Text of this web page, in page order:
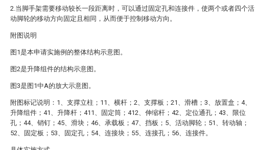
2.当脚手架需要移动较长一段距离时，可以通过固定孔和连接件，使两个或者四个活
动脚轮的移动方向固定且相同，从而便于控制移动方向。
附图说明
图1是本申请实施例的整体结构示意图。
图2是升降组件的结构示意图。
图3是图1中A的放大示意图。
附图标记说明：1、支撑立柱；11、横杆；2、支撑板；21、滑槽；3、放置盒；4、
升降组件；41、升降杆；411、固定筒；412、伸缩杆；42、定位通孔；43、限位
孔；44、销钉；45、滑块；46、承载板；47、挡板；5、活动脚轮；51、转动轴；
52、固定板；53、固定孔；54、连接块；55、连接孔；56、连接件。